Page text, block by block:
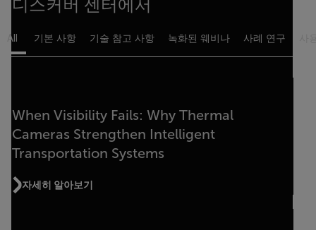
디스커버 센터에서
All 기본 사항 기술 참고 사항 녹화된 웨비나 사례 연구
When Visibility Fails: Why Thermal
Cameras Strengthen Intelligent
Transportation Systems
자세히 알아보기